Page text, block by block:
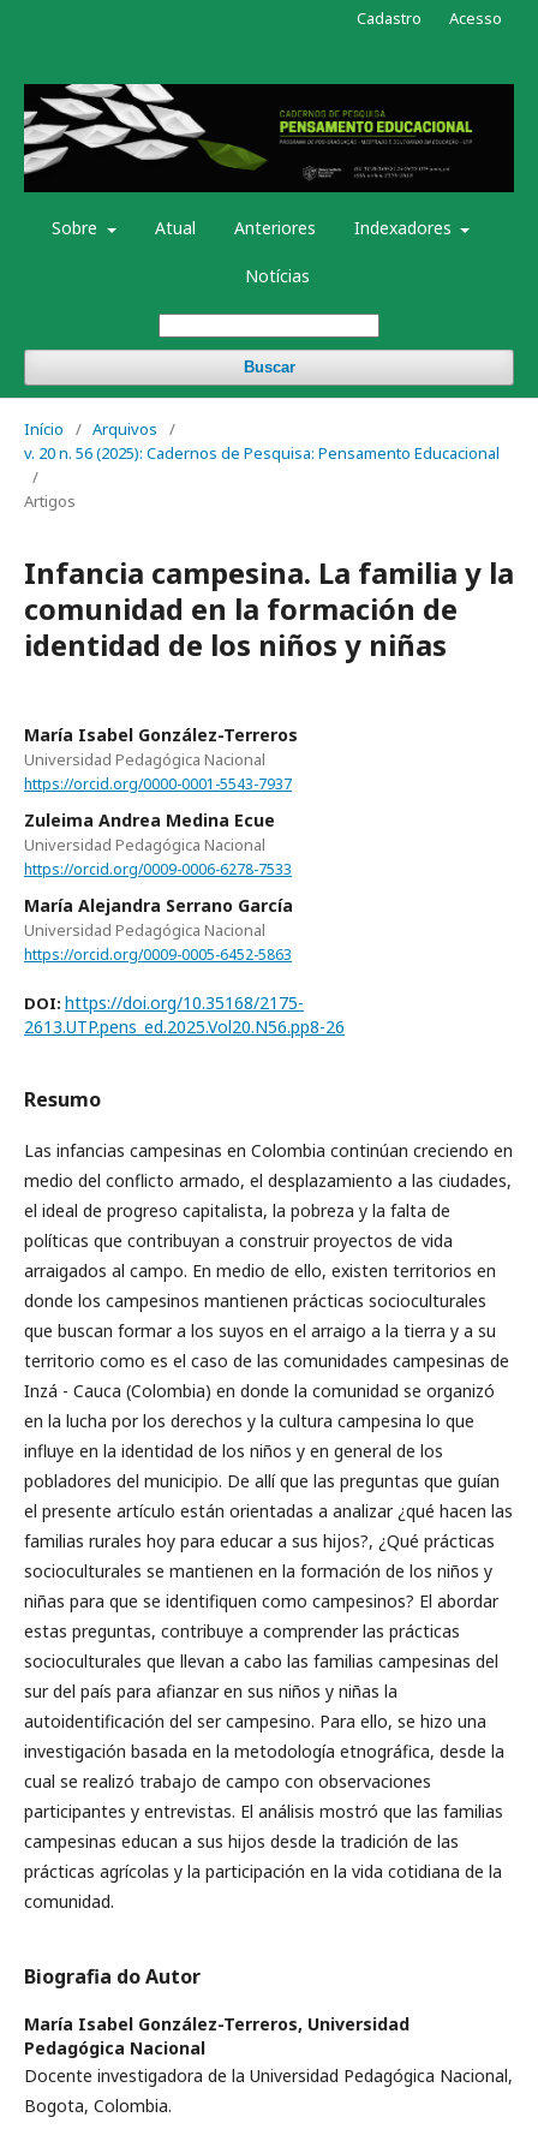
Sobre Atual Anteriores Indexadores
Notícias
Buscar
Cadastro Acesso
Início / Arquivos
/
v. 20 n. 56 (2025): Cadernos de Pesquisa: Pensamento Educacional
/
Artigos
Infancia campesina. La familia y la
comunidad en la formación de
identidad de los niños y niñas
María Isabel González-Terreros
Universidad Pedagógica Nacional
https://orcid.org/0000-0001-5543-7937
Zuleima Andrea Medina Ecue
Universidad Pedagógica Nacional
https://orcid.org/0009-0006-6278-7533
María Alejandra Serrano García
Universidad Pedagógica Nacional
https://orcid.org/0009-0005-6452-5863
DOI: https://doi.org/10.35168/2175-
2613.UTP.pens_ed.2025.Vol20.N56.pp8-26
Resumo
Las infancias campesinas en Colombia continúan creciendo en
medio del conflicto armado, el desplazamiento a las ciudades,
el ideal de progreso capitalista, la pobreza y la falta de
políticas que contribuyan a construir proyectos de vida
arraigados al campo. En medio de ello, existen territorios en
donde los campesinos mantienen prácticas socioculturales
que buscan formar a los suyos en el arraigo a la tierra y a su
territorio como es el caso de las comunidades campesinas de
Inzá - Cauca (Colombia) en donde la comunidad se organizó
en la lucha por los derechos y la cultura campesina lo que
influye en la identidad de los niños y en general de los
pobladores del municipio. De allí que las preguntas que guían
el presente artículo están orientadas a analizar ¿qué hacen las
familias rurales hoy para educar a sus hijos?, ¿Qué prácticas
socioculturales se mantienen en la formación de los niños y
niñas para que se identifiquen como campesinos? El abordar
estas preguntas, contribuye a comprender las prácticas
socioculturales que llevan a cabo las familias campesinas del
sur del país para afianzar en sus niños y niñas la
autoidentificación del ser campesino. Para ello, se hizo una
investigación basada en la metodología etnográfica, desde la
cual se realizó trabajo de campo con observaciones
participantes y entrevistas. El análisis mostró que las familias
campesinas educan a sus hijos desde la tradición de las
prácticas agrícolas y la participación en la vida cotidiana de la
comunidad.
Biografia do Autor
María Isabel González-Terreros, Universidad
Pedagógica Nacional
Docente investigadora de la Universidad Pedagógica Nacional,
Bogota, Colombia.